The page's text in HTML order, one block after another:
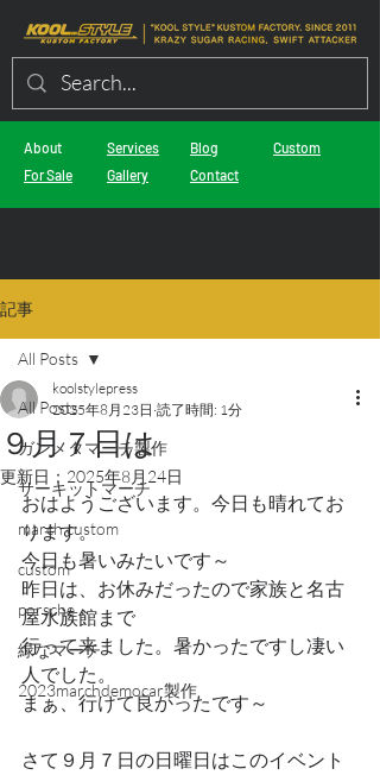
About
For Sale
Services
Gallery
Blog
Contact
Custom
記事
All Posts
ガンメタマーチ製作
サーキットマーチ
march custom
custom
porsche
緑なマーチ
2023marchdemocar製作
All Posts
９月７日は
koolstylepress
2025年8月23日 読了時間: 1分
更新日： 2025年8月24日
おはようございます。今日も晴れてお
ります。
今日も暑いみたいです～
昨日は、お休みだったので家族と名古
屋水族館まで
行って来ました。暑かったですし凄い
人でした。
まぁ、行けて良かったです～
さて９月７日の日曜日はこのイベント